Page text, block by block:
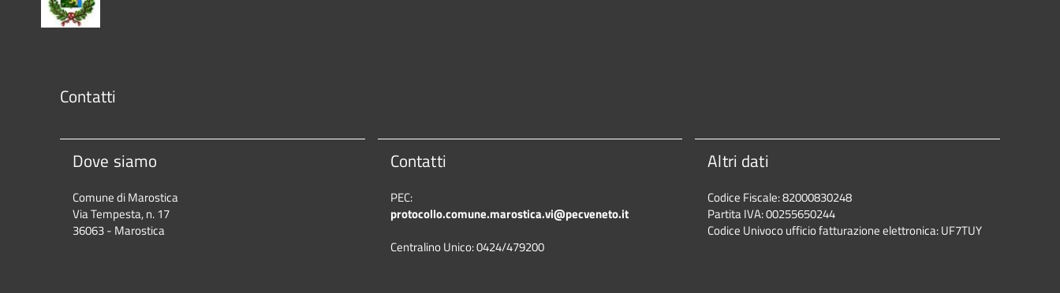
Contatti
Dove siamo
Comune di Marostica
Via Tempesta, n. 17
36063 - Marostica
Contatti
PEC:
protocollo.comune.marostica.vi@pecveneto.it
Centralino Unico: 0424/479200
Altri dati
Codice Fiscale: 82000830248
Partita IVA: 00255650244
Codice Univoco ufficio fatturazione elettronica: UF7TUY